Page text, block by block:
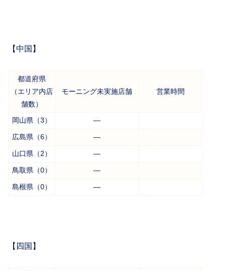
【中国】
都道府県
（エリア内店
舗数）
モーニング未実施店舗 営業時間
岡山県（3） ―
広島県（6） ―
山口県（2） ―
鳥取県（0） ―
島根県（0） ―
【四国】